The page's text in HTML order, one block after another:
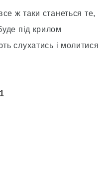
ж таки станеться те,
під крилом
слухатись і молитися